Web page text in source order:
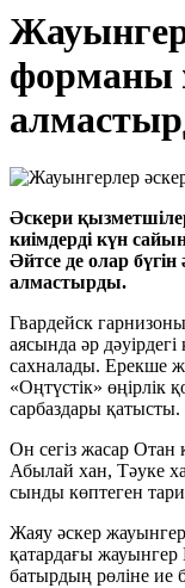
форманы
Әскери
киімдерді күн
Әйтсе де олар
алмастырды.
Гвардейск
аясында әр
сахналады. Ерекше
«Оңтүстік» өңірлік
сарбаздары қатысты.
Он сегіз жасар
Абылай хан, Тәуке
сынды көптеген
Жаяу әскер
қатардағы
батырдың рөліне ие